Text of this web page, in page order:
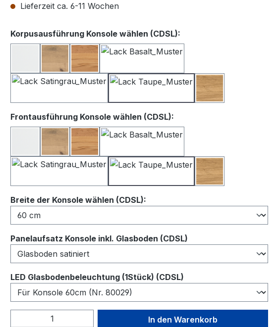
Lieferzeit ca. 6-11 Wochen
Korpusausführung Konsole wählen (CDSL):
BalkeneicheKernbuche
Wildeiche
Frontausführung Konsole wählen (CDSL):
BalkeneicheKernbuche
Wildeiche
Breite der Konsole wählen (CDSL):
Panelaufsatz Konsole inkl. Glasboden (CDSL)
LED Glasbodenbeleuchtung (1Stück) (CDSL)
Produkt Anzahl: Gib den gewünschten Wert
In den Warenkorb